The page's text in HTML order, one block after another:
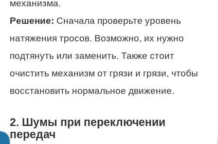
механизма.
Решение: Сначала проверьте уровень
натяжения тросов. Возможно, их нужно
подтянуть или заменить. Также стоит
очистить механизм от грязи и грязи, чтобы
восстановить нормальное движение.
2. Шумы при переключении
передач